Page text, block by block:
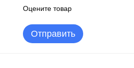
Оцените товар
Отправить